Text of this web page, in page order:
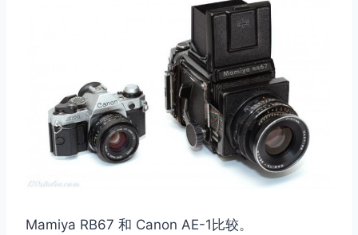
Mamiya RB67 和 Canon AE-1比较。